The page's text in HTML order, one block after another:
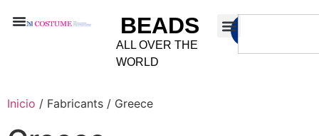
BEADS
ALL OVER THE
WORLD
Inicio / Fabricants / Greece